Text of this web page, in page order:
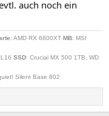
auch noch ein
: AMD RX 6800XT MB: MSI
SSD: Crucial MX 500 1TB, WD
Silent Base 802